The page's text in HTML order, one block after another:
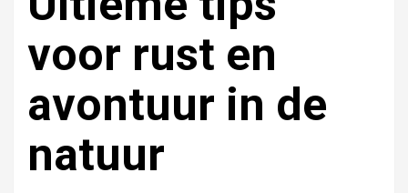
voor rust en
avontuur in de
natuur